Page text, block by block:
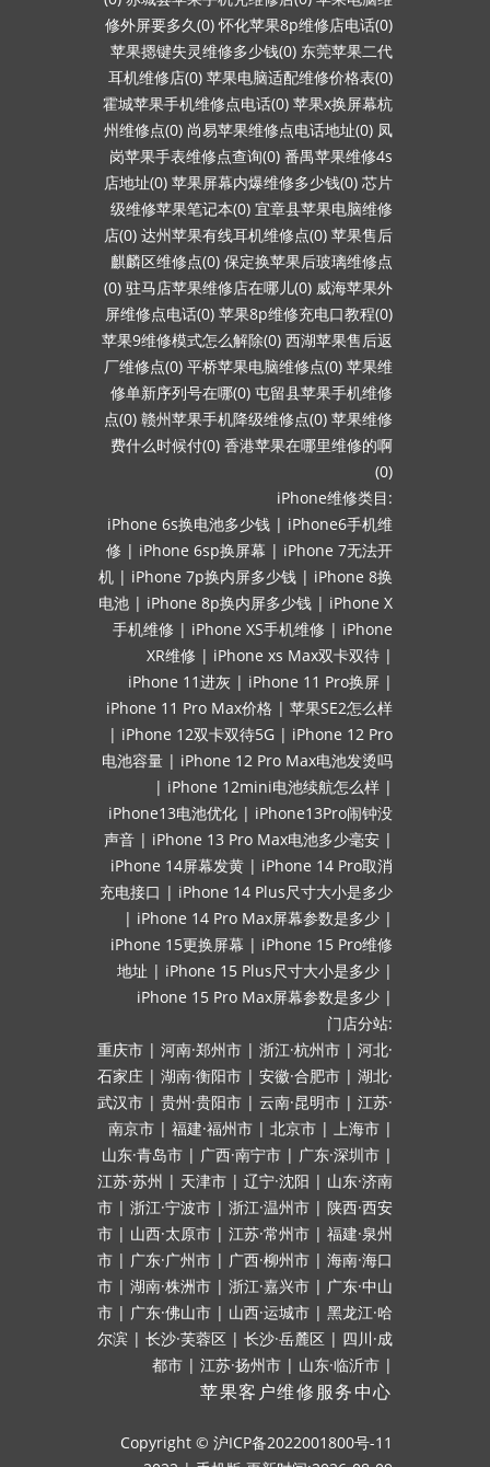
修外屏要多久(0) 怀化苹果8p维修店电话(0)
苹果摁键失灵维修多少钱(0) 东莞苹果二代
耳机维修店(0) 苹果电脑适配维修价格表(0)
霍城苹果手机维修点电话(0) 苹果x换屏幕杭
州维修点(0) 尚易苹果维修点电话地址(0) 凤
岗苹果手表维修点查询(0) 番禺苹果维修4s
店地址(0) 苹果屏幕内爆维修多少钱(0) 芯片
级维修苹果笔记本(0) 宜章县苹果电脑维修
店(0) 达州苹果有线耳机维修点(0) 苹果售后
麒麟区维修点(0) 保定换苹果后玻璃维修点
(0) 驻马店苹果维修店在哪儿(0) 威海苹果外
屏维修点电话(0) 苹果8p维修充电口教程(0)
苹果9维修模式怎么解除(0) 西湖苹果售后返
厂维修点(0) 平桥苹果电脑维修点(0) 苹果维
修单新序列号在哪(0) 屯留县苹果手机维修
点(0) 赣州苹果手机降级维修点(0) 苹果维修
费什么时候付(0) 香港苹果在哪里维修的啊
(0)
iPhone维修类目:
iPhone 6s换电池多少钱 | iPhone6手机维
修 | iPhone 6sp换屏幕 | iPhone 7无法开
机 | iPhone 7p换内屏多少钱 | iPhone 8换
电池 | iPhone 8p换内屏多少钱 | iPhone X
手机维修 | iPhone XS手机维修 | iPhone
XR维修 | iPhone xs Max双卡双待 |
iPhone 11进灰 | iPhone 11 Pro换屏 |
iPhone 11 Pro Max价格 | 苹果SE2怎么样
| iPhone 12双卡双待5G | iPhone 12 Pro
电池容量 | iPhone 12 Pro Max电池发烫吗
| iPhone 12mini电池续航怎么样 |
iPhone13电池优化 | iPhone13Pro闹钟没
声音 | iPhone 13 Pro Max电池多少毫安 |
iPhone 14屏幕发黄 | iPhone 14 Pro取消
充电接口 | iPhone 14 Plus尺寸大小是多少
| iPhone 14 Pro Max屏幕参数是多少 |
iPhone 15更换屏幕 | iPhone 15 Pro维修
地址 | iPhone 15 Plus尺寸大小是多少 |
iPhone 15 Pro Max屏幕参数是多少 |
门店分站:
重庆市 | 河南·郑州市 | 浙江·杭州市 | 河北·
石家庄 | 湖南·衡阳市 | 安徽·合肥市 | 湖北·
武汉市 | 贵州·贵阳市 | 云南·昆明市 | 江苏·
南京市 | 福建·福州市 | 北京市 | 上海市 |
山东·青岛市 | 广西·南宁市 | 广东·深圳市 |
江苏·苏州 | 天津市 | 辽宁·沈阳 | 山东·济南
市 | 浙江·宁波市 | 浙江·温州市 | 陕西·西安
市 | 山西·太原市 | 江苏·常州市 | 福建·泉州
市 | 广东·广州市 | 广西·柳州市 | 海南·海口
市 | 湖南·株洲市 | 浙江·嘉兴市 | 广东·中山
市 | 广东·佛山市 | 山西·运城市 | 黑龙江·哈
尔滨 | 长沙·芙蓉区 | 长沙·岳麓区 | 四川·成
都市 | 江苏·扬州市 | 山东·临沂市 |
苹果客户维修服务中心
Copyright © 沪ICP备2022001800号-11